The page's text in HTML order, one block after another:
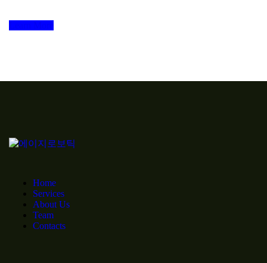
Home
Services
About Us
Team
Contacts